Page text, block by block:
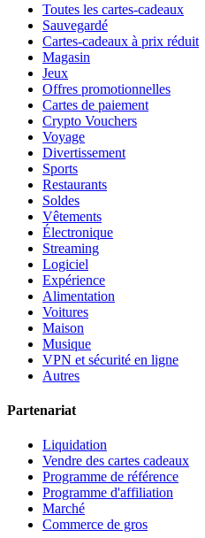
Toutes les cartes-cadeaux
Sauvegardé
Cartes-cadeaux à prix réduit
Magasin
Jeux
Offres promotionnelles
Cartes de paiement
Crypto Vouchers
Voyage
Divertissement
Sports
Restaurants
Soldes
Vêtements
Électronique
Streaming
Logiciel
Expérience
Alimentation
Voitures
Maison
Musique
VPN et sécurité en ligne
Autres
Partenariat
Liquidation
Vendre des cartes cadeaux
Programme de référence
Programme d'affiliation
Marché
Commerce de gros